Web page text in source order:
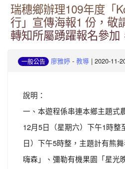
瑞穗鄉辦理109年度「
行」宣傳海報1 份，敬
轉知所屬踴躍報名參加
一般公告 廖雅婷 - 教導 | 2020-11-
說明：
一、本遊程係串連本鄉主題式
12月5日（星期六）下午1時整
日）下午5時整，主題計有熊
嗨森」、彌勒有機果園「星光